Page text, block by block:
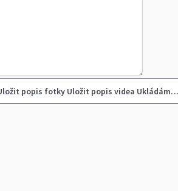
popis fotky Uložit popis videa